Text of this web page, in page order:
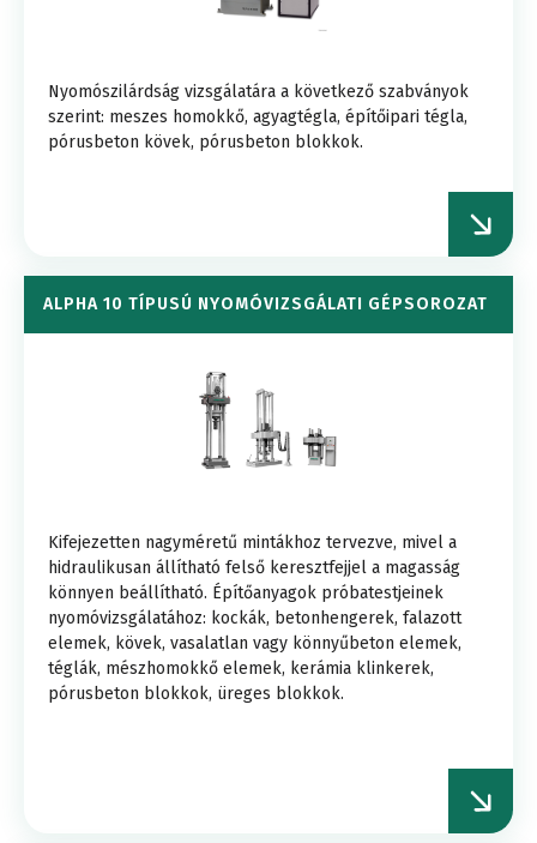
Nyomószilárdság vizsgálatára a következő szabványok
szerint: meszes homokkő, agyagtégla, építőipari tégla,
pórusbeton kövek, pórusbeton blokkok.
ALPHA 10 TÍPUSÚ NYOMÓVIZSGÁLATI GÉPSOROZAT
Kifejezetten nagyméretű mintákhoz tervezve, mivel a
hidraulikusan állítható felső keresztfejjel a magasság
könnyen beállítható. Építőanyagok próbatestjeinek
nyomóvizsgálatához: kockák, betonhengerek, falazott
elemek, kövek, vasalatlan vagy könnyűbeton elemek,
téglák, mészhomokkő elemek, kerámia klinkerek,
pórusbeton blokkok, üreges blokkok.